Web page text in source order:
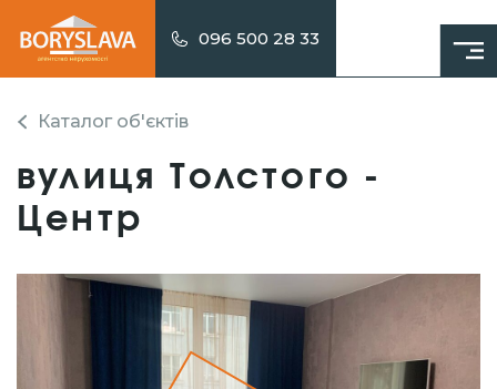
096 500 28 33
Каталог об'єктів
вулиця Толстого -
Центр